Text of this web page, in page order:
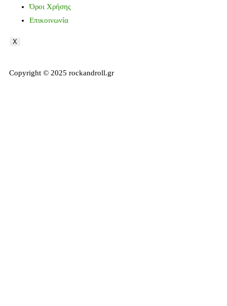
Όροι Χρήσης
Επικοινωνία
X
Copyright © 2025 rockandroll.gr